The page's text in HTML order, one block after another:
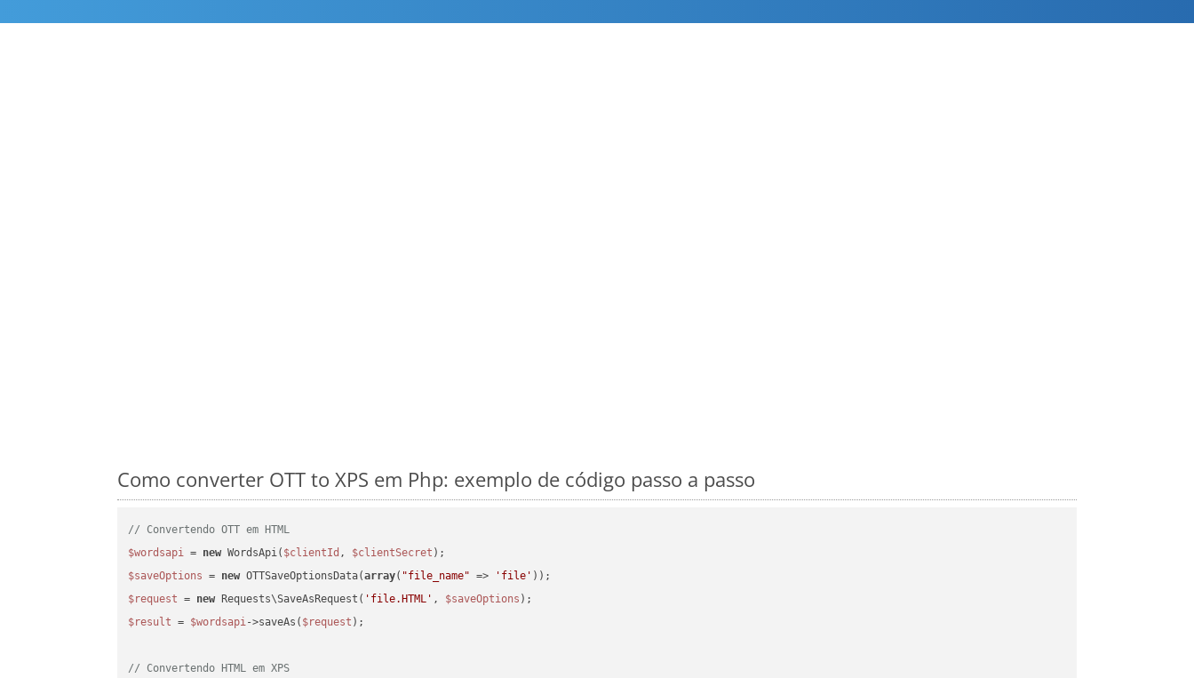
Como converter OTT to XPS em Php: exemplo de código passo a passo
// Convertendo OTT em HTML
$wordsapi = new WordsApi( $clientId , $clientSecret
$saveOptions = new OTTSaveOptionsData(array( "file_name" => 'file'
$request = new Requests\SaveAsRequest( 'file.HTML' , $saveOptions
$result = $wordsapi->saveAs( $request );
// Convertendo HTML em XPS